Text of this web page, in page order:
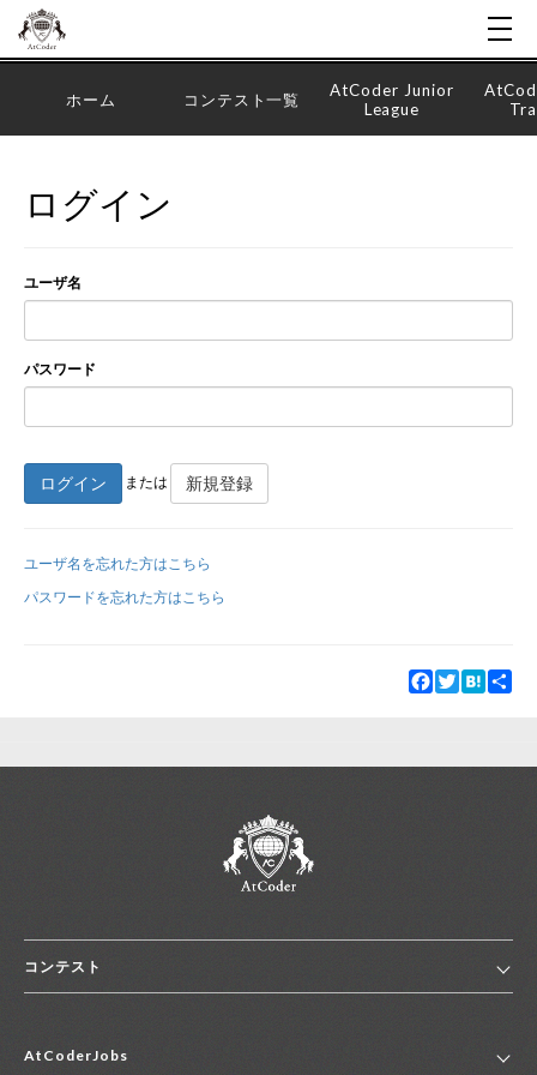
新規登録
ホーム コンテスト一覧
AtCoder Junior
League
ログイン
ユーザ名
パスワード
ログイン または 新規登録
ユーザ名を忘れた方はこちら
パスワードを忘れた方はこちら
Facebook
TwitterHatena
コンテスト
コンテスト一覧
AtCoderJobs